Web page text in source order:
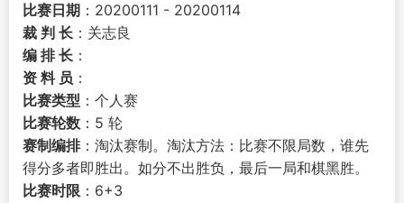
比赛日期 ：20200111 - 20200114
裁 判 长 ：关志良
编 排 长 ：
资 料 员 ：
比赛类型 ：个人赛
比赛轮数 ：5 轮
赛制编排：淘汰赛制。淘汰方法：比赛不限局数，谁先
得分多者即胜出。如分不出胜负，最后一局和棋黑胜。
比赛时限 ：6+3